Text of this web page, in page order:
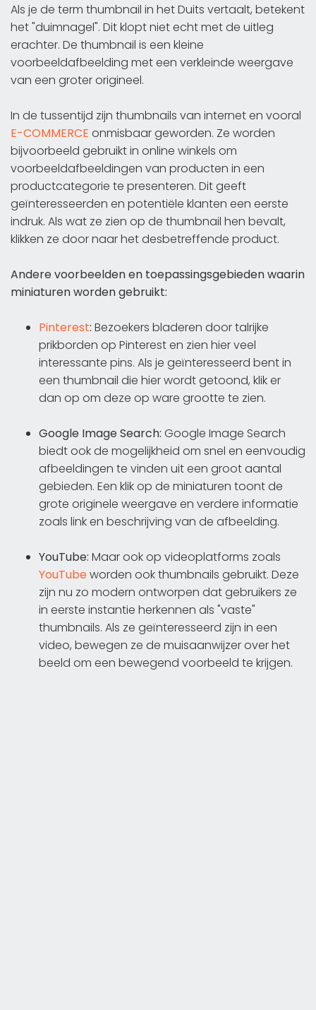
Als je de term thumbnail in het Duits vertaalt, betekent
het "duimnagel". Dit klopt niet echt met de uitleg
erachter. De thumbnail is een kleine
voorbeeldafbeelding met een verkleinde weergave
van een groter origineel.
In de tussentijd zijn thumbnails van internet en vooral
E-COMMERCE onmisbaar geworden. Ze worden
bijvoorbeeld gebruikt in online winkels om
voorbeeldafbeeldingen van producten in een
productcategorie te presenteren. Dit geeft
geïnteresseerden en potentiële klanten een eerste
indruk. Als wat ze zien op de thumbnail hen bevalt,
klikken ze door naar het desbetreffende product.
Andere voorbeelden en toepassingsgebieden waarin
miniaturen worden gebruikt:
Pinterest: Bezoekers bladeren door talrijke
prikborden op Pinterest en zien hier veel
interessante pins. Als je geïnteresseerd bent in
een thumbnail die hier wordt getoond, klik er
dan op om deze op ware grootte te zien.
Google Image Search: Google Image Search
biedt ook de mogelijkheid om snel en eenvoudig
afbeeldingen te vinden uit een groot aantal
gebieden. Een klik op de miniaturen toont de
grote originele weergave en verdere informatie
zoals link en beschrijving van de afbeelding.
YouTube: Maar ook op videoplatforms zoals
YouTubeworden ook thumbnails gebruikt. Deze
zijn nu zo modern ontworpen dat gebruikers ze
in eerste instantie herkennen als "vaste"
thumbnails. Als ze geïnteresseerd zijn in een
video, bewegen ze de muisaanwijzer over het
beeld om een bewegend voorbeeld te krijgen.